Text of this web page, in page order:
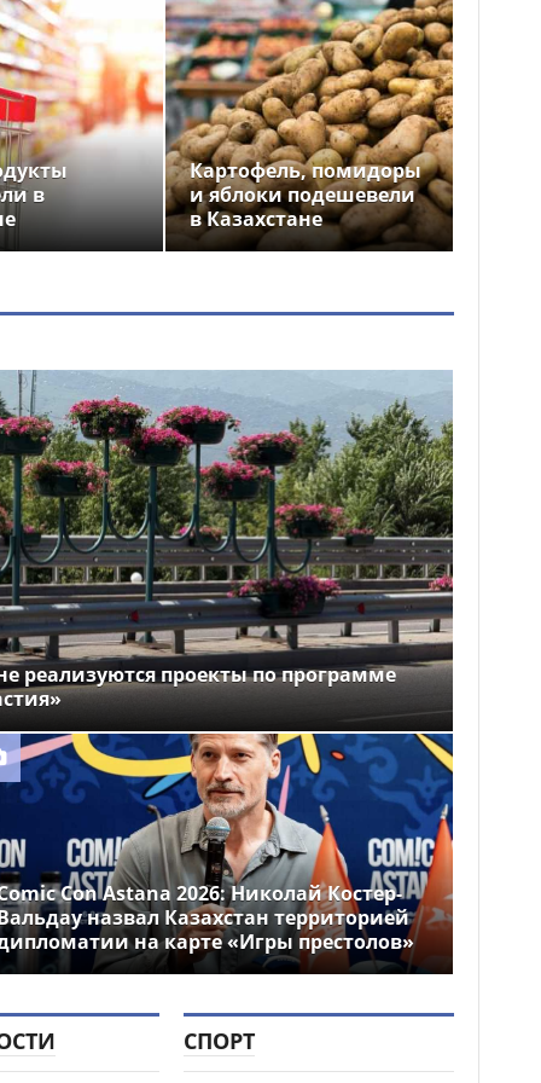
в
Картофель, помидоры
и яблоки подешевели
в Казахстане
реализуются проекты по программе
Con Astana 2026: Николай Костер-
назвал Казахстан территорией
на карте «Игры престолов»
СПОРТ